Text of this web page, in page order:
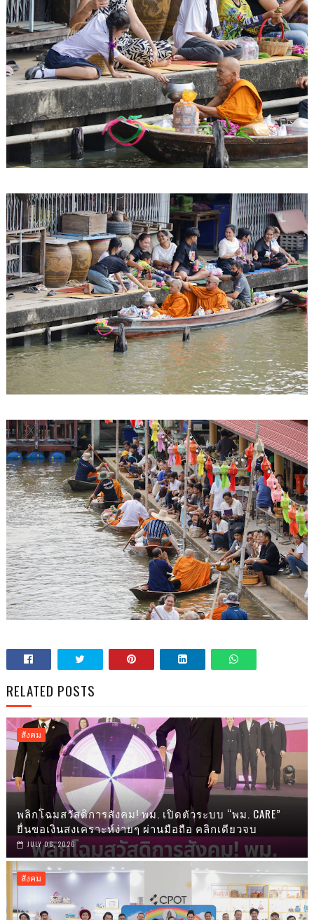
RELATED POSTS
สังคม
พลิกโฉมสวัสดิการสังคม! พม. เปิดตัวระบบ “พม. CARE”
ยื่นขอเงินสงเคราะห์ง่ายๆ ผ่านมือถือ คลิกเดียวจบ
JULY 06, 2026
สังคม